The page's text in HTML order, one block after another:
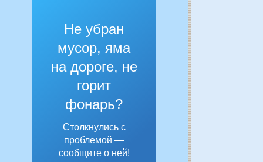
Не убран
мусор, яма
на дороге, не
горит
фонарь?
Столкнулись с
проблемой —
сообщите о ней!